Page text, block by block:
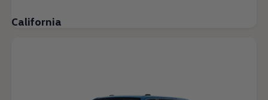
California